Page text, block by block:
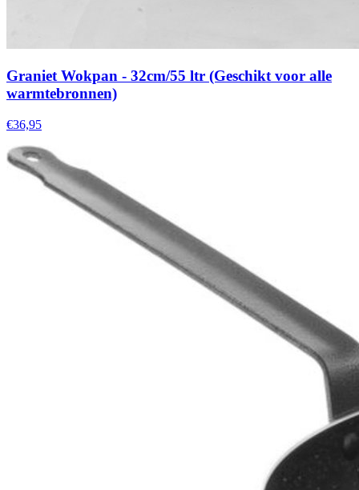
Graniet Wokpan - 32cm/55 ltr (Geschikt voor alle
warmtebronnen)
€36,95